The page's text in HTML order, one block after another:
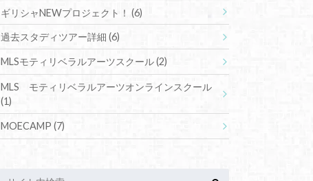
ギリシャNEWプロジェクト！(6)
過去スタディツアー詳細(6)
MLSモティリベラルアーツスクール(2)
MLS モティリベラルアーツオンラインスクール
(1)
MOECAMP(7)